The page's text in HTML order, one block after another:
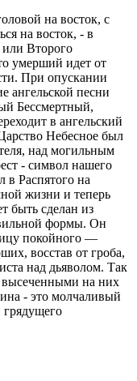
на восток, с
на восток, - в
Второго
умерший идет от
При опускании
ангельской песни
Бессмертный,
в ангельский
Небесное был
над могильным
- символ нашего
в Распятого на
жизни и теперь
быть сделан из
формы. Он
покойного —
восстав от гроба,
над дьяволом. Так
высеченными на них
- это молчаливый
грядущего